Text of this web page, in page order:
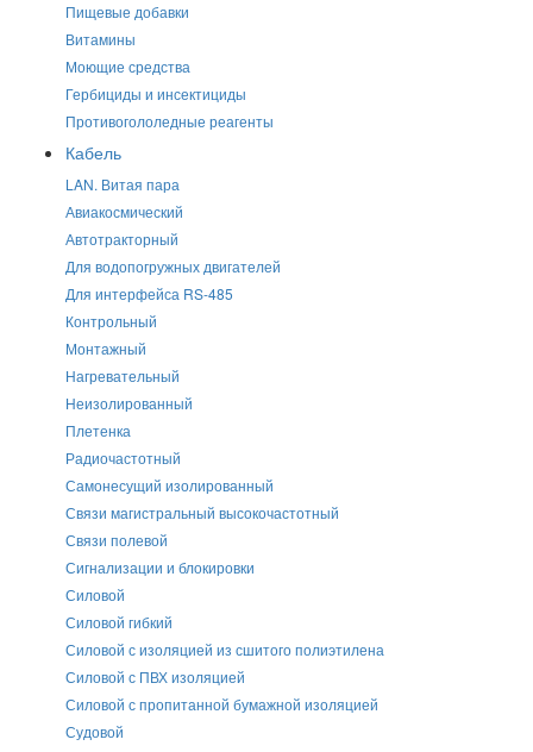
Пищевые добавки
Витамины
Моющие средства
Гербициды и инсектициды
Противогололедные реагенты
Кабель
LAN. Витая пара
Авиакосмический
Автотракторный
Для водопогружных двигателей
Для интерфейса RS-485
Контрольный
Монтажный
Нагревательный
Неизолированный
Плетенка
Радиочастотный
Самонесущий изолированный
Связи магистральный высокочастотный
Связи полевой
Сигнализации и блокировки
Силовой
Силовой гибкий
Силовой с изоляцией из сшитого полиэтилена
Силовой с ПВХ изоляцией
Силовой с пропитанной бумажной изоляцией
Судовой